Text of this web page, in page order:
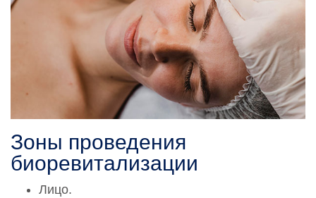
Зоны проведения
биоревитализации
Лицо.